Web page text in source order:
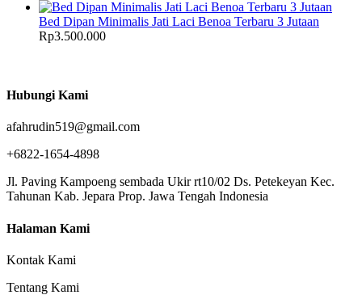
Bed Dipan Minimalis Jati Laci Benoa Terbaru 3 Jutaan
Rp3.500.000
Hubungi Kami
afahrudin519@gmail.com
+6822-1654-4898
Jl. Paving Kampoeng sembada Ukir rt10/02 Ds. Petekeyan Kec.
Tahunan Kab. Jepara Prop. Jawa Tengah Indonesia
Halaman Kami
Kontak Kami
Tentang Kami